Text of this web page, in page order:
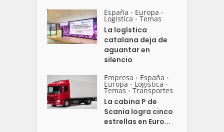
España • Europa •
Logistica • Temas
La logística
catalana deja de
aguantar en
silencio
Empresa • España •
Europa • Logistica •
Temas • Transportes
La cabina P de
Scania logra cinco
estrellas en Euro...